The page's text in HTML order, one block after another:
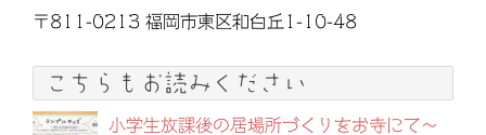
〒811-0213 福岡市東区和白丘1-10-48
こちらもお読みください
小学生放課後の居場所づくりをお寺にて～